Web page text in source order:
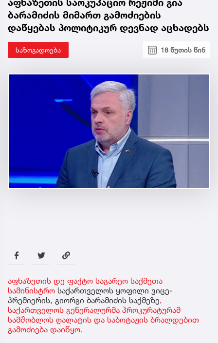
აფხაზეთის საოკუპაციო რეჟიმი გია
ბარამიძის მიმართ გამოძიების
დაწყებას პოლიტიკურ დევნად აცხადებს
საზოგადოება 18 წუთის წინ
აფხაზეთის დე ფაქტო საგარეო საქმეთა
სამინისტრო საქართველოს ყოფილი ვიცე-
პრემიერის, გიორგი ბარამიძის საქმეზე,
საქართველოს გენერალურმა პროკურატურამ
სამშობლოს ღალატის და საბოტაჟის ბრალდებით
გამოძიება დაიწყო.